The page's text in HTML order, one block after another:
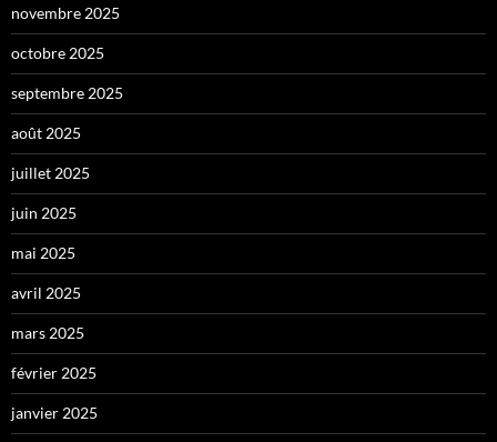
novembre 2025
octobre 2025
septembre 2025
août 2025
juillet 2025
juin 2025
mai 2025
avril 2025
mars 2025
février 2025
janvier 2025